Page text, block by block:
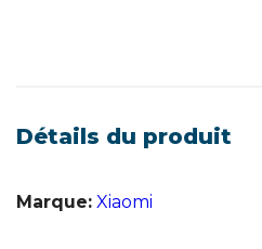
Détails du produit
Marque: Xiaomi